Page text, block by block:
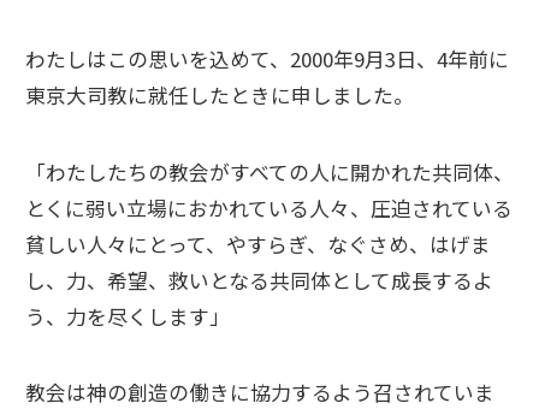
わたしはこの思いを込めて、2000年9月3日、4年前に
東京大司教に就任したときに申しました。
「わたしたちの教会がすべての人に開かれた共同体、
とくに弱い立場におかれている人々、圧迫されている
貧しい人々にとって、やすらぎ、なぐさめ、はげま
し、力、希望、救いとなる共同体として成長するよ
う、力を尽くします」
教会は神の創造の働きに協力するよう召されていま